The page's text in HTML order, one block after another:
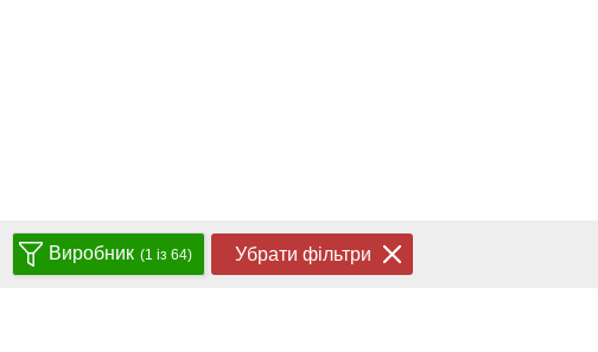
Виробник (1 із 64) Убрати фільтри